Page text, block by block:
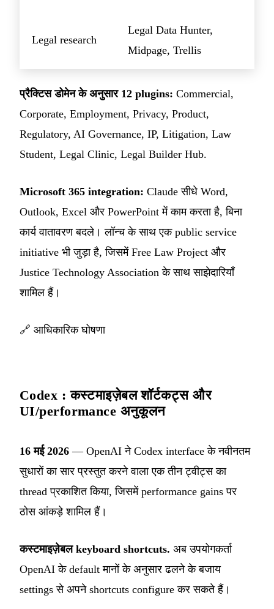
Legal research
Legal Data Hunter,
Midpage, Trellis
प्रैक्टिस डोमेन के अनुसार 12 plugins: Commercial,
Corporate, Employment, Privacy, Product,
Regulatory, AI Governance, IP, Litigation, Law
Student, Legal Clinic, Legal Builder Hub.
Microsoft 365 integration: Claude सीधे Word,
Outlook, Excel और PowerPoint में काम करता है, बिना
कार्य वातावरण बदले। लॉन्च के साथ एक public service
initiative भी जुड़ा है, जिसमें Free Law Project और
Justice Technology Association के साथ साझेदारियाँ
शामिल हैं।
🔗 आधिकारिक घोषणा
Codex : कस्टमाइज़ेबल शॉर्टकट्स और
UI/performance अनुकूलन
16 मई 2026 — OpenAI ने Codex interface के नवीनतम
सुधारों का सार प्रस्तुत करने वाला एक तीन ट्वीट्स का
thread प्रकाशित किया, जिसमें performance gains पर
ठोस आंकड़े शामिल हैं।
कस्टमाइज़ेबल keyboard shortcuts. अब उपयोगकर्ता
OpenAI के default मानों के अनुसार ढलने के बजाय
settings से अपने shortcuts configure कर सकते हैं।